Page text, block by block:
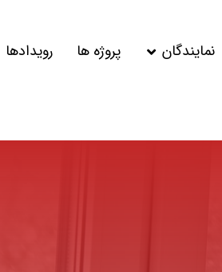
نمایندگان پروژه ها
رویدادها